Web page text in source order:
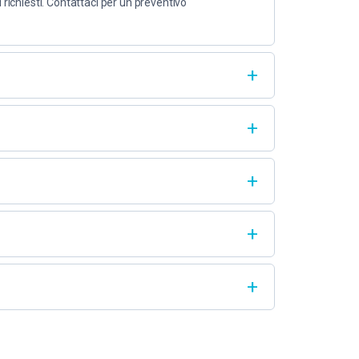
Contattaci per un preventivo
È richiesto patentino A2 e autorizzazioni
da manutenzione programmata. Può volare
disponibili configurazioni personalizzate per
con protezione IP65 e cavi resistenti a